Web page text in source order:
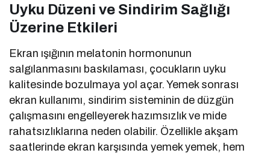
Uyku Düzeni ve Sindirim Sağlığı
Üzerine Etkileri
Ekran ışığının melatonin hormonunun
salgılanmasını baskılaması, çocukların uyku
kalitesinde bozulmaya yol açar. Yemek sonrası
ekran kullanımı, sindirim sisteminin de düzgün
çalışmasını engelleyerek hazımsızlık ve mide
rahatsızlıklarına neden olabilir. Özellikle akşam
saatlerinde ekran karşısında yemek yemek, hem